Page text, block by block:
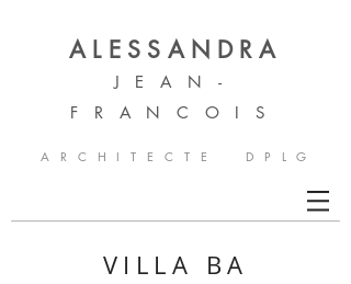
ALESSANDRA
JEAN-
FRAN COIS
A R C H I T E C T E D P L G
VILLA BA